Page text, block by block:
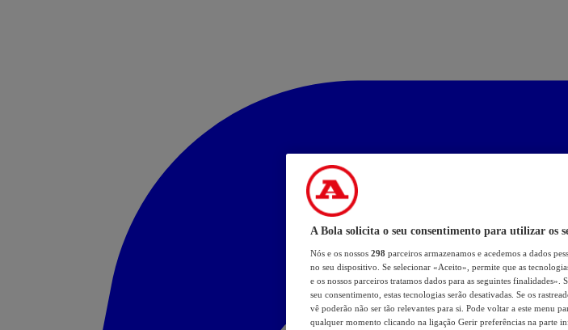
A Bola solicita o seu consentimento para utilizar os
Nós e os nossos 298 parceiros armazenamos e acedemos a dados
no seu dispositivo. Se selecionar «Aceito», permite que as
e os nossos parceiros tratamos dados para as seguintes
seu consentimento, estas tecnologias serão desativadas. Se os
vê poderão não ser tão relevantes para si. Pode voltar a este menu
qualquer momento clicando na ligação Gerir preferências na parte